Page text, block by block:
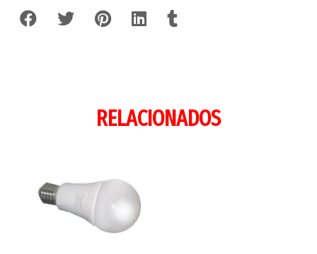
RELACIONADOS